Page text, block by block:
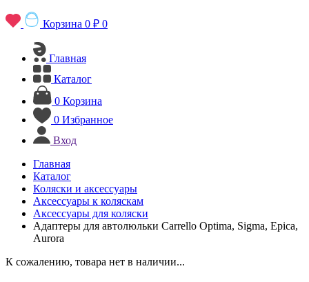
Корзина 0 ₽ 0
Главная
Каталог
0 Корзина
0 Избранное
Вход
Главная
Каталог
Коляски и аксессуары
Аксессуары к коляскам
Аксессуары для коляски
Адаптеры для автолюльки Carrello Optima, Sigma, Epica,
Aurora
К сожалению, товара нет в наличии...